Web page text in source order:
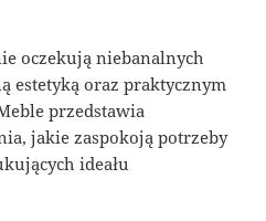
oczekują niebanalnych
estetyką oraz praktycznym
przedstawia
jakie zaspokoją potrzeby
ideału